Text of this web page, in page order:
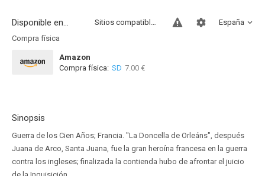
Disponible en... España
Sitios compatibles
Compra física
Amazon
Compra física: SD 7.00 €
Sinopsis
Guerra de los Cien Años; Francia. "La Doncella de Orleáns", después
Juana de Arco, Santa Juana, fue la gran heroína francesa en la guerra
contra los ingleses; finalizada la contienda hubo de afrontar el juicio